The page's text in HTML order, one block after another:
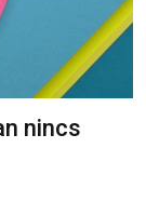
nincs